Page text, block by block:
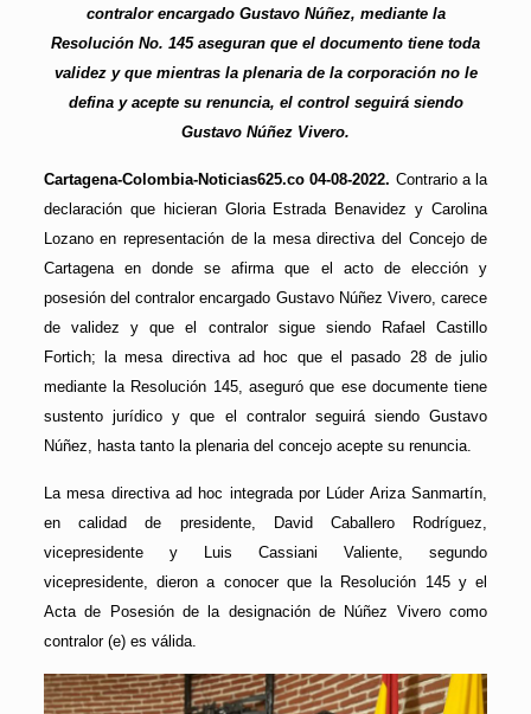
contralor encargado Gustavo Núñez, mediante la
Resolución No. 145 aseguran que el documento tiene toda
validez y que mientras la plenaria de la corporación no le
defina y acepte su renuncia, el control seguirá siendo
Gustavo Núñez Vivero.
Cartagena-Colombia-Noticias625.co 04-08-2022. Contrario a la
declaración que hicieran Gloria Estrada Benavidez y Carolina
Lozano en representación de la mesa directiva del Concejo de
Cartagena en donde se afirma que el acto de elección y
posesión del contralor encargado Gustavo Núñez Vivero, carece
de validez y que el contralor sigue siendo Rafael Castillo
Fortich; la mesa directiva ad hoc que el pasado 28 de julio
mediante la Resolución 145, aseguró que ese documente tiene
sustento jurídico y que el contralor seguirá siendo Gustavo
Núñez, hasta tanto la plenaria del concejo acepte su renuncia.
La mesa directiva ad hoc integrada por Lúder Ariza Sanmartín,
en calidad de presidente, David Caballero Rodríguez,
vicepresidente y Luis Cassiani Valiente, segundo
vicepresidente, dieron a conocer que la Resolución 145 y el
Acta de Posesión de la designación de Núñez Vivero como
contralor (e) es válida.